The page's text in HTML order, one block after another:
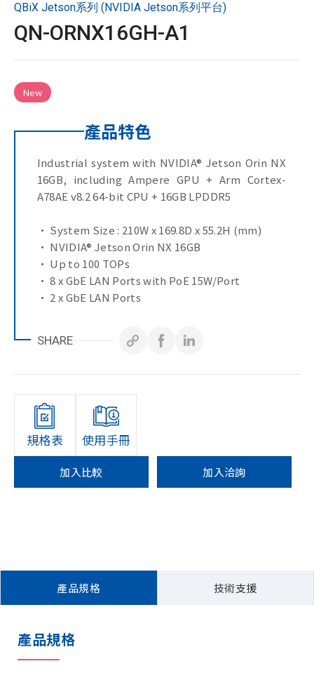
QBiX Jetson系列 (NVIDIA Jetson系列平台)
QN-ORNX16GH-A1
New
產品特色
Industrial system with NVIDIA® Jetson Orin NX
16GB, including Ampere GPU + Arm Cortex-
A78AE v8.2 64-bit CPU + 16GB LPDDR5
• System Size : 210W x 169.8D x 55.2H (mm)
• NVIDIA® Jetson Orin NX 16GB
• Up to 100 TOPs
• 8 x GbE LAN Ports with PoE 15W/Port
• 2 x GbE LAN Ports
• AI, NVR, Surveillance Application
SHARE
規格表 使用手冊
加入比較 加入洽詢
產品規格 技術支援
產品規格
Copyright ©2026 技宸股份有限公司GIGAIPC
Reserved.